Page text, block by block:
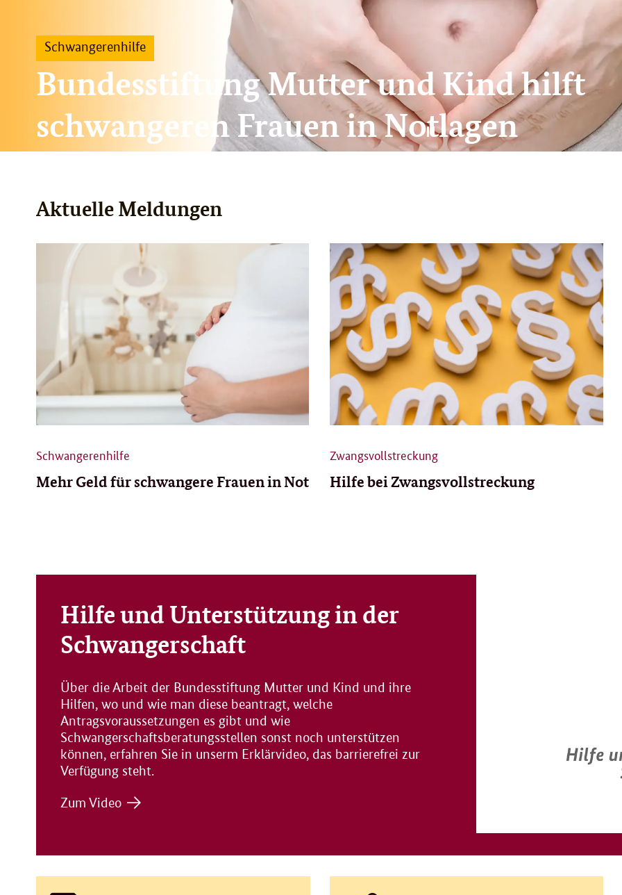
Schwangerenhilfe
Bundesstiftung Mutter und Kind hilft
schwangeren Frauen in Notlagen
Aktuelle Meldungen
Schwangerenhilfe
Mehr Geld für schwangere Frauen in Not
Zwangsvollstreckung
Hilfe bei Zwangsvollstreckung
Hilfe und Unterstützung in der
Schwangerschaft
Über die Arbeit der Bundesstiftung Mutter und Kind und ihre
Hilfen, wo und wie man diese beantragt, welche
Antragsvoraussetzungen es gibt und wie
Schwangerschaftsberatungsstellen sonst noch unterstützen
können, erfahren Sie in unserm Erklärvideo, das barrierefrei zur
Verfügung steht.
Zum Video